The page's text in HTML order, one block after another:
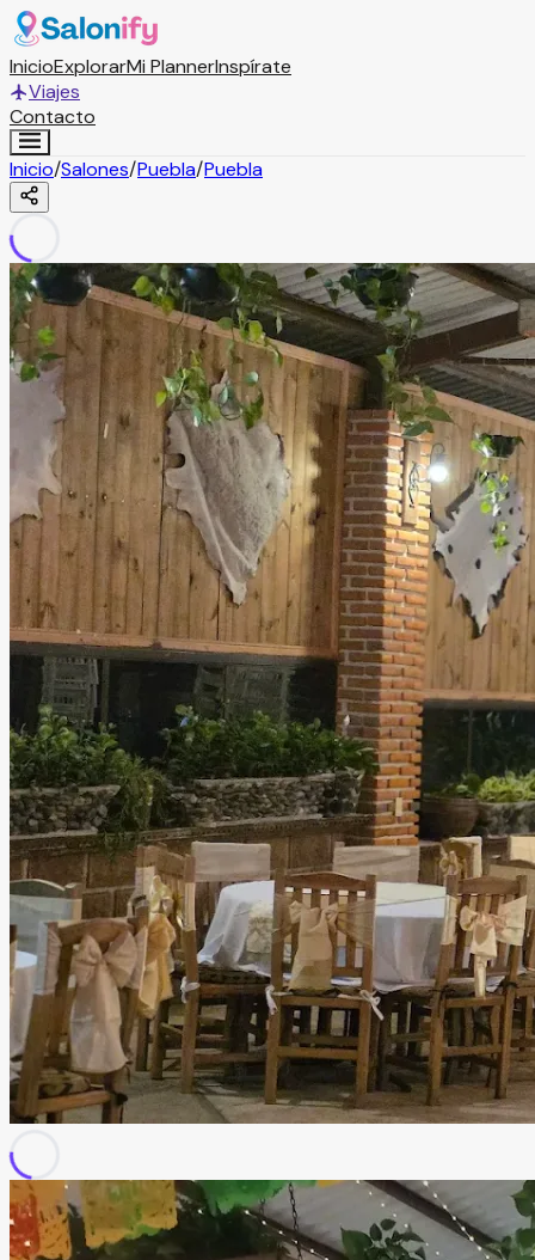
InicioExplorarMi PlannerInspírate
Viajes
Contacto
Inicio/Salones/Puebla/Puebla